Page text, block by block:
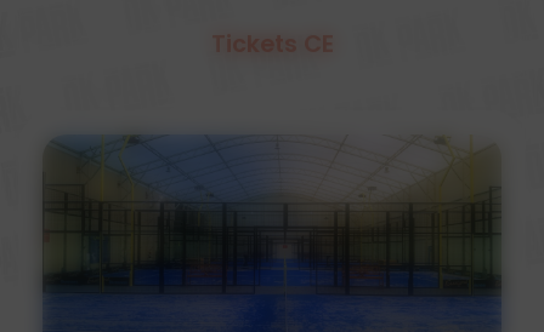
Tickets CE